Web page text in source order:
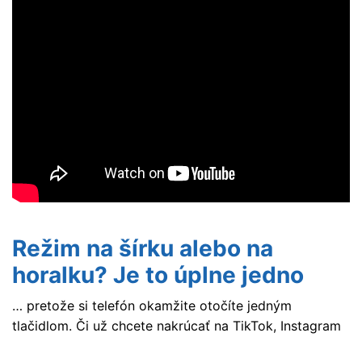
Režim na šírku alebo na
horalku? Je to úplne jedno
… pretože si telefón okamžite otočíte jedným
tlačidlom. Či už chcete nakrúcať na TikTok, Instagram